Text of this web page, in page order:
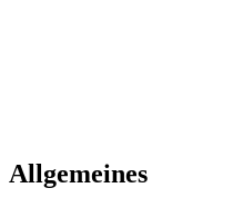
Allgemeines